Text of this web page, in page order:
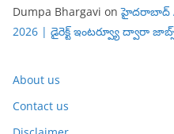
Dumpa Bhargavi onహైదరాబాద్
2026 | డైరెక్ట్ ఇంటర్వ్యూ ద్వారా
About us
Contact us